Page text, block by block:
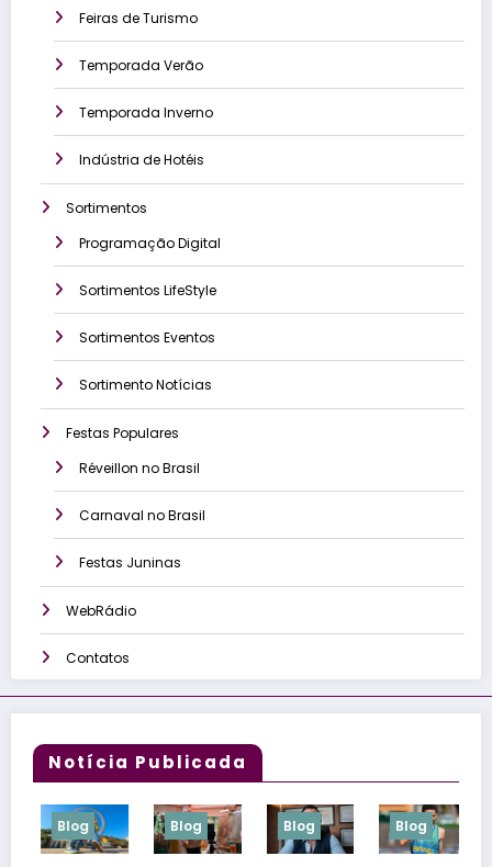
Feiras de Turismo
Temporada Verão
Temporada Inverno
Indústria de Hotéis
Sortimentos
Programação Digital
Sortimentos LifeStyle
Sortimentos Eventos
Sortimento Notícias
Festas Populares
Réveillon no Brasil
Carnaval no Brasil
Festas Juninas
WebRádio
Contatos
Notícia Publicada
Blog Blog Blog Blog